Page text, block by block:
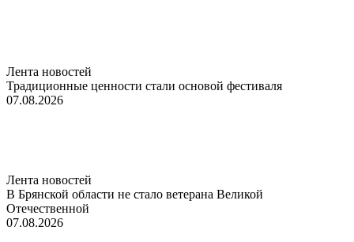
Лента новостей
Традиционные ценности стали основой фестиваля
07.08.2026
Лента новостей
В Брянской области не стало ветерана Великой
Отечественной
07.08.2026